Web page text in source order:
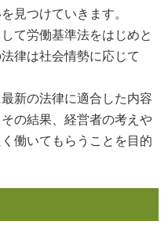
6060
、年末年始を除く）
見つけていきます。
て労働基準法をはじめと
律は社会情勢に応じて
新の法律に適合した内容
の結果、経営者の考えや
働いてもらうことを目的